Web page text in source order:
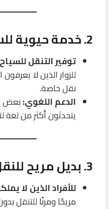
2. خدمة حيوية
توفير التنقل
للزوار الذين لا
نقل خاصة.
الدعم اللغوي:بعض
يتحدثون أكثر من لغة
3. بديل مريح
للأفراد الذين لا
مريحًا ومرنًا للتنقل